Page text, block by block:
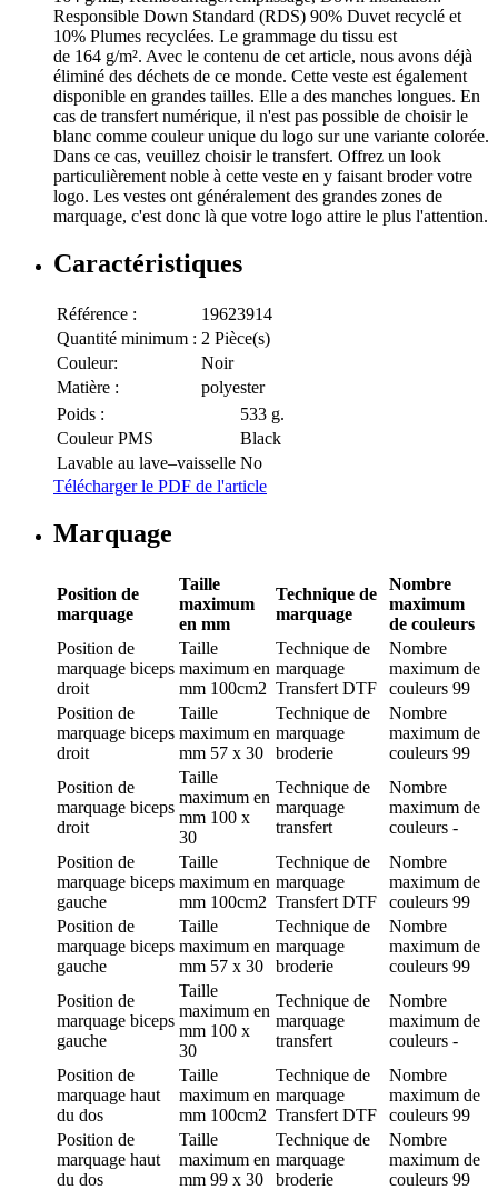
Responsible Down Standard (RDS) 90% Duvet recyclé et
10% Plumes recyclées. Le grammage du tissu est
de 164 g/m². Avec le contenu de cet article, nous avons déjà
éliminé des déchets de ce monde. Cette veste est également
disponible en grandes tailles. Elle a des manches longues. En
cas de transfert numérique, il n'est pas possible de choisir le
blanc comme couleur unique du logo sur une variante colorée.
Dans ce cas, veuillez choisir le transfert. Offrez un look
particulièrement noble à cette veste en y faisant broder votre
logo. Les vestes ont généralement des grandes zones de
marquage, c'est donc là que votre logo attire le plus l'attention.
Caractéristiques
Référence :
19623914
Quantité minimum : 2 Pièce(s)
Couleur:
Noir
Matière :
polyester
Poids :
533 g.
Couleur PMS
Black
Lavable au lave–vaisselle No
Télécharger le PDF de l'article
Marquage
Position de
marquage
Taille
maximum
en mm
Technique de
marquage
Nombre
maximum
de couleurs
Position de
marquage biceps
droit
Taille
maximum en
mm 100cm2
Technique de
marquage
Transfert DTF
Nombre
maximum de
couleurs 99
Position de
marquage biceps
droit
Taille
maximum en
mm 57 x 30
Technique de
marquage
broderie
Nombre
maximum de
couleurs 99
Position de
marquage biceps
droit
Taille
maximum en
mm 100 x
30
Technique de
marquage
transfert
Nombre
maximum de
couleurs -
Position de
marquage biceps
gauche
Taille
maximum en
mm 100cm2
Technique de
marquage
Transfert DTF
Nombre
maximum de
couleurs 99
Position de
marquage biceps
gauche
Taille
maximum en
mm 57 x 30
Technique de
marquage
broderie
Nombre
maximum de
couleurs 99
Position de
marquage biceps
gauche
Taille
maximum en
mm 100 x
30
Technique de
marquage
transfert
Nombre
maximum de
couleurs -
Position de
marquage haut
du dos
Taille
maximum en
mm 100cm2
Technique de
marquage
Transfert DTF
Nombre
maximum de
couleurs 99
Position de
marquage haut
du dos
Taille
maximum en
mm 99 x 30
Technique de
marquage
broderie
Nombre
maximum de
couleurs 99